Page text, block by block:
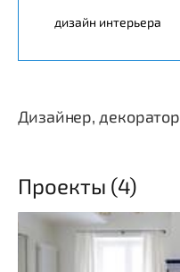
дизайн интерьера
Дизайнер, декоратор
Проекты (4)